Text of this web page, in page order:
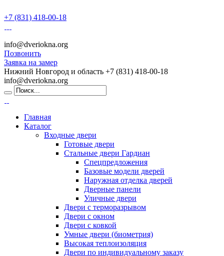
+7 (831) 418-00-18
info@dveriokna.org
Позвонить
Заявка на замер
Нижний Новгород и область +7 (831) 418-00-18
info@dveriokna.org
Главная
Каталог
Входные двери
Готовые двери
Стальные двери Гардиан
Спецпредложения
Базовые модели дверей
Наружная отделка дверей
Дверные панели
Уличные двери
Двери с терморазрывом
Двери с окном
Двери с ковкой
Умные двери (биометрия)
Высокая теплоизоляция
Двери по индивидуальному заказу